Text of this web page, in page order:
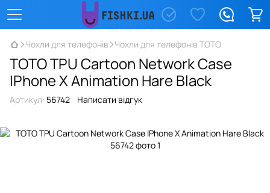
Чохли для телефонів Чохли для телефонів TOTO
TOTO TPU Сartoon Network Case
IPhone X Animation Hare Black
Артикул: 56742 Написати відгук